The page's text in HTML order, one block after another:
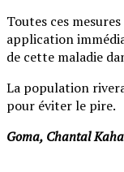
Toutes ces
application
de cette maladie
La population
pour éviter le pire.
Goma, Chantal